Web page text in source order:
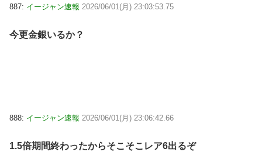
887: イージャン速報 2026/06/01(月) 23:03:53.75
今更金銀いるか？
888: イージャン速報 2026/06/01(月) 23:06:42.66
1.5倍期間終わったからそこそこレア6出るぞ